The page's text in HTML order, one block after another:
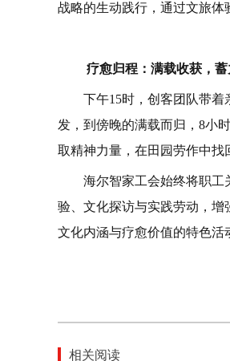
战略的生动践行，通过文旅体
疗愈归程：满载收获，
下午15时，创客团队带
发，到傍晚的满载而归，8小
取精神力量，在田园劳作中找
海尔智家工会始终将职工
验、文化探访与实践劳动，
文化内涵与疗愈价值的特色活
相关阅读